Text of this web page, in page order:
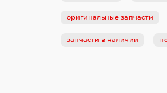
оригинальные запчасти
запчасти в наличии